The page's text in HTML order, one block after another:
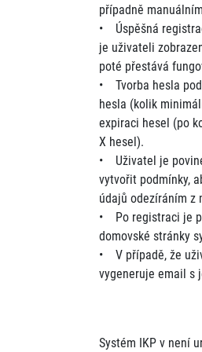
případně
• Úspěšná
je uživateli
poté přestává
• Tvorba hesla
hesla (kolik
expiraci hesel (po
X hesel).
• Uživatel je
vytvořit podmínky,
údajů odezíráním z
• Po registraci je
domovské stránky
• V případě, že
vygeneruje email s
Systém IKP v není